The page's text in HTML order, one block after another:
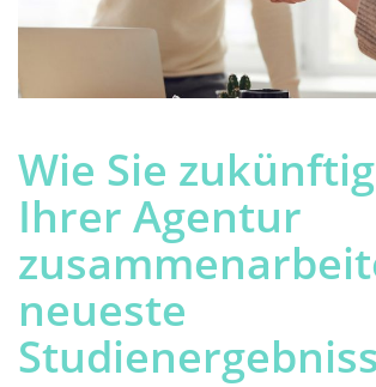
Wie Sie
Ihrer Agentur
neueste